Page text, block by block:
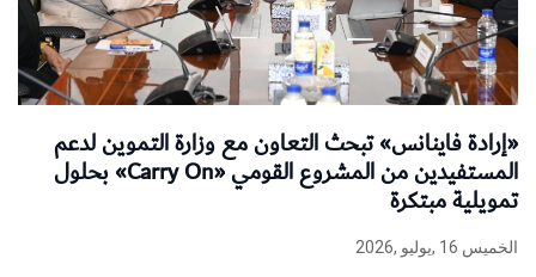
«إرادة فاينانس» تبحث التعاون مع وزارة التموين لدعم
المستفيدين من المشروع القومي «Carry On» بحلول
تمويلية مبتكرة
الخميس 16 ,يوليو ,2026